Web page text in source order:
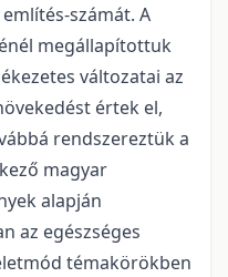
számát. A
megállapítottuk
változatai az
értek el,
rendszereztük a
magyar
alapján
az egészséges
témakörökben